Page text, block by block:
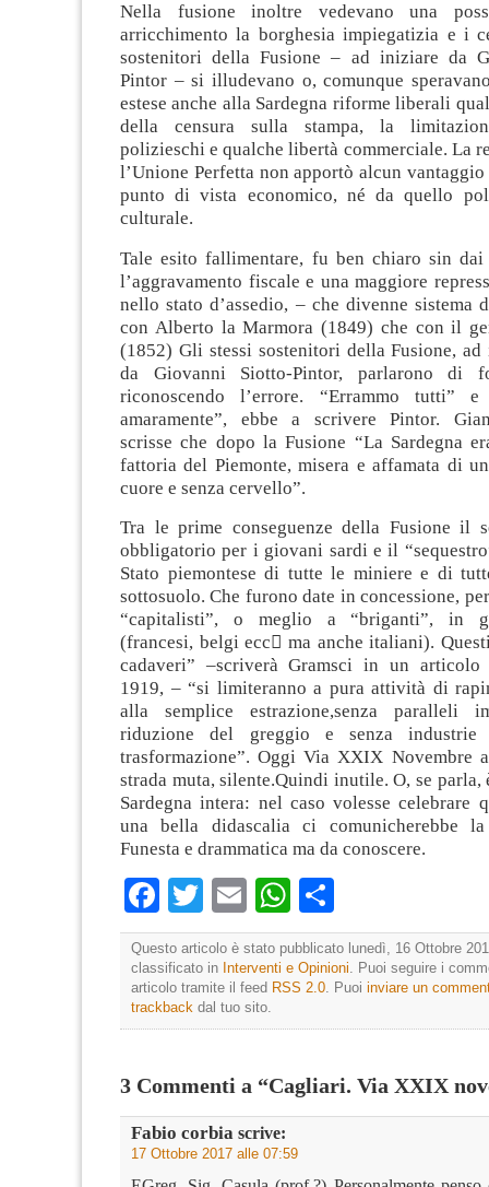
Nella fusione inoltre vedevano una
arricchimento la borghesia impiegatizia e i
sostenitori della Fusione – ad iniziare da
Pintor – si illudevano o, comunque
estese anche alla Sardegna riforme liberali
della censura sulla stampa, la
polizieschi e qualche libertà commerciale. La
l’Unione Perfetta non apportò alcun
punto di vista economico, né da quello
culturale.
Tale esito fallimentare, fu ben chiaro sin
l’aggravamento fiscale e una maggiore
nello stato d’assedio, – che divenne sistema
con Alberto la Marmora (1849) che con il
(1852) Gli stessi sostenitori della Fusione,
da Giovanni Siotto-Pintor, parlarono di
riconoscendo l’errore. “Errammo tutti”
amaramente”, ebbe a scrivere Pintor.
scrisse che dopo la Fusione “La Sardegna
fattoria del Piemonte, misera e affamata di
cuore e senza cervello”.
Tra le prime conseguenze della Fusione il
obbligatorio per i giovani sardi e il
Stato piemontese di tutte le miniere e di
sottosuolo. Che furono date in concessione,
“capitalisti”, o meglio a “briganti”, in
(francesi, belgi ecc ma anche italiani).
cadaveri” –scriverà Gramsci in un articolo
1919, – “si limiteranno a pura attività di
alla semplice estrazione,senza paralleli
riduzione del greggio e senza
trasformazione”. Oggi Via XXIX Novembre
strada muta, silente.Quindi inutile. O, se
Sardegna intera: nel caso volesse celebrare
una bella didascalia ci comunicherebbe
Funesta e drammatica ma da conoscere.
Facebook
TwitterEmailWhatsApp
Questo articolo è stato pubblicato lunedì, 16 Ottobre
classificato in Interventi e Opinioni. Puoi seguire i
articolo tramite il feed RSS 2.0. Puoi inviare un
trackback dal tuo sito.
3 Commenti a “Cagliari. Via XXIX
Fabio corbia scrive:
17 Ottobre 2017 alle 07:59